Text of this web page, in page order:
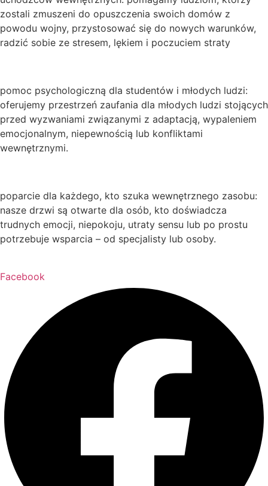
zostali zmuszeni do opuszczenia swoich domów z
powodu wojny, przystosować się do nowych warunków,
radzić sobie ze stresem, lękiem i poczuciem straty
pomoc psychologiczną dla studentów i młodych ludzi:
oferujemy przestrzeń zaufania dla młodych ludzi stojących
przed wyzwaniami związanymi z adaptacją, wypaleniem
emocjonalnym, niepewnością lub konfliktami
wewnętrznymi.
poparcie dla każdego, kto szuka wewnętrznego zasobu:
nasze drzwi są otwarte dla osób, kto doświadcza
trudnych emocji, niepokoju, utraty sensu lub po prostu
potrzebuje wsparcia – od specjalisty lub osoby.
Facebook